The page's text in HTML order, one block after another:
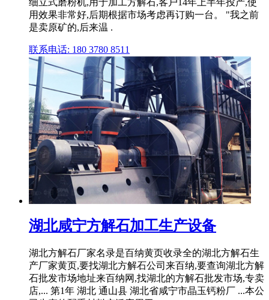
细立式磨粉机,用于加工方解石,客户14年上半年投产,使
用效果非常好,后期根据市场考虑再订购一台。 "我之前
是卖原矿的,后来温 .
联系电话: 180 3780 8511
湖北咸宁方解石加工生产设备
湖北方解石厂家名录是百纳黄页收录全的湖北方解石生
产厂家黄页,要找湖北方解石公司来百纳,要查询湖北方解
石批发市场地址来百纳网,找湖北的方解石批发市场,专卖
店,... 第1年 湖北 通山县 湖北省咸宁市晶玉钙粉厂 ...本公